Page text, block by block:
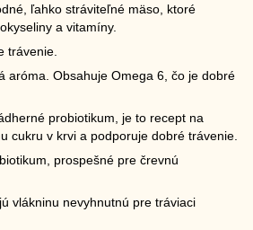
ľahko stráviteľné mäso, ktoré
a vitamíny.
trávenie.
aróma. Obsahuje Omega 6, čo je dobré
probiotikum, je to recept na
cukru v krvi a podporuje dobré trávenie.
prospešné pre črevnú
vlákninu nevyhnutnú pre tráviaci